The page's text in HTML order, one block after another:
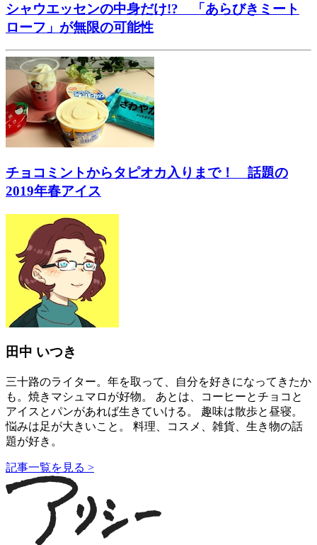
シャウエッセンの中身だけ!? 「あらびきミート
ローフ」が無限の可能性
チョコミントからタピオカ入りまで！ 話題の
2019年春アイス
田中 いつき
三十路のライター。年を取って、自分を好きになってきたか
も。焼きマシュマロが好物。 あとは、コーヒーとチョコと
アイスとパンがあれば生きていける。 趣味は散歩と昼寝。
悩みは足が大きいこと。 料理、コスメ、雑貨、生き物の話
題が好き。
記事一覧を見る >